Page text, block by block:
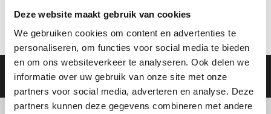
Deze website maakt gebruik van cookies
We gebruiken cookies om content en advertenties te
personaliseren, om functies voor social media te bieden
en om ons websiteverkeer te analyseren. Ook delen we
informatie over uw gebruik van onze site met onze
partners voor social media, adverteren en analyse. Deze
partners kunnen deze gegevens combineren met andere
Aanbod| Keukens |Levering|Garantie|Privacy Beleid